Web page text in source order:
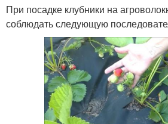
При посадке клубники на
соблюдать следующую